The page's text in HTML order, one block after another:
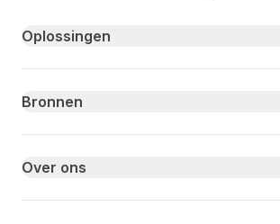
Primary footer navigation
Oplossingen
Bronnen
Over ons